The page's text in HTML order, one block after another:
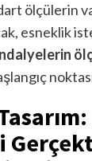
ölçülerin
esneklik